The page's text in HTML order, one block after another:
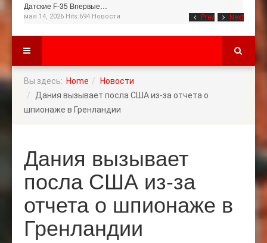
Prev Next
Датские F-35 Впервые…
мая 14, 2026 Hits:694 Новости
Вы здесь: Home
Новости
Дания вызывает посла США из-за отчета о
шпионаже в Гренландии
Дания вызывает
посла США из-за
отчета о шпионаже в
Гренландии